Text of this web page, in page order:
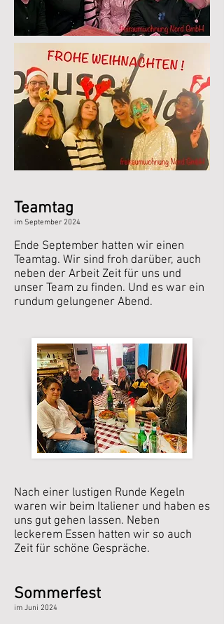
Teamtag
im September 2024
Ende September hatten wir einen
Teamtag. Wir sind froh darüber, auch
neben der Arbeit Zeit für uns und
unser Team zu finden. Und es war ein
rundum gelungener Abend.
Nach einer lustigen Runde Kegeln
waren wir beim Italiener und haben es
uns gut gehen lassen. Neben
leckerem Essen hatten wir so auch
Zeit für schöne Gespräche.
Sommerfest
im Juni 2024